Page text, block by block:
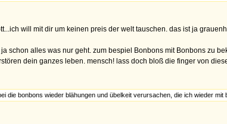
will mit dir um keinen preis der welt tauschen. das ist ja
schon alles was nur geht. zum bespiel Bonbons mit Bonbons zu
dein ganzes leben. mensch! lass doch bloß die finger von
die bonbons wieder blähungen und übelkeit verursachen, die ich wieder mit